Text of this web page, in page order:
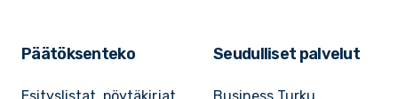
Päätöksenteko Seudulliset palvelut